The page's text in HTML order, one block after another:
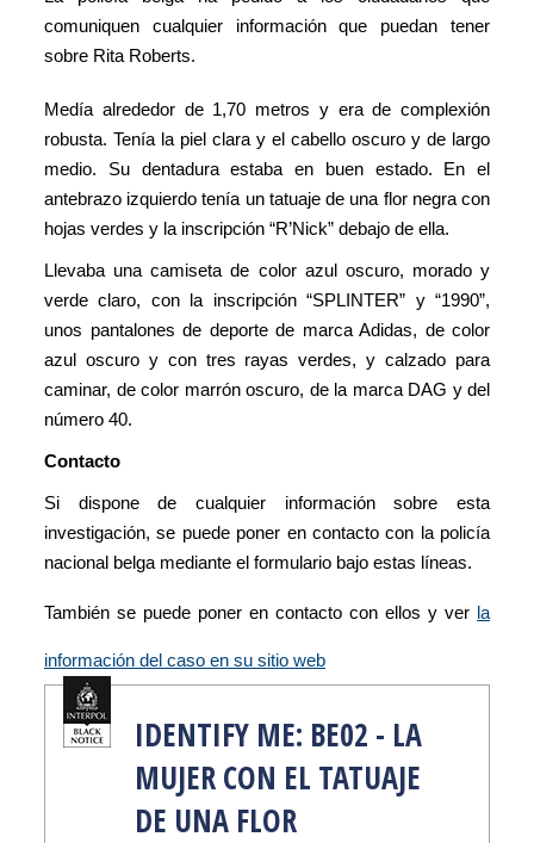
comuniquen cualquier información que puedan tener
sobre Rita Roberts.
Medía alrededor de 1,70 metros y era de complexión
robusta. Tenía la piel clara y el cabello oscuro y de largo
medio. Su dentadura estaba en buen estado. En el
antebrazo izquierdo tenía un tatuaje de una flor negra con
hojas verdes y la inscripción “R’Nick” debajo de ella.
Llevaba una camiseta de color azul oscuro, morado y
verde claro, con la inscripción “SPLINTER” y “1990”,
unos pantalones de deporte de marca Adidas, de color
azul oscuro y con tres rayas verdes, y calzado para
caminar, de color marrón oscuro, de la marca DAG y del
número 40.
Contacto
Si dispone de cualquier información sobre esta
investigación, se puede poner en contacto con la policía
nacional belga mediante el formulario bajo estas líneas.
También se puede poner en contacto con ellos y ver la
información del caso en su sitio web
IDENTIFY ME: BE02 - LA
MUJER CON EL TATUAJE
DE UNA FLOR